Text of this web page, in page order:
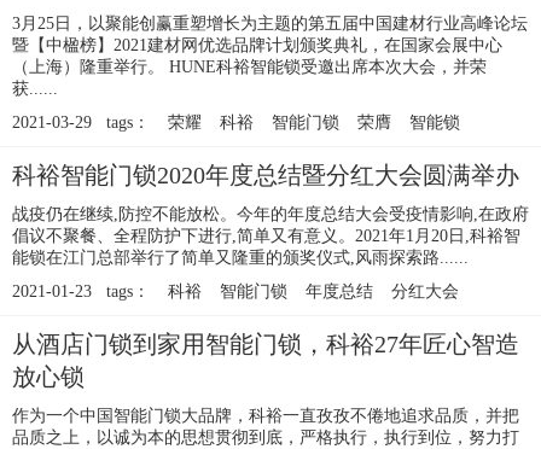
3月25日，以聚能创赢重塑增长为主题的第五届中国建材行业高峰论坛
暨【中楹榜】2021建材网优选品牌计划颁奖典礼，在国家会展中心
（上海）隆重举行。 HUNE科裕智能锁受邀出席本次大会，并荣
获......
2021-03-29 tags：
荣耀 科裕 智能门锁 荣膺 智能锁
科裕智能门锁2020年度总结暨分红大会圆满举办
战疫仍在继续,防控不能放松。今年的年度总结大会受疫情影响,在政府
倡议不聚餐、全程防护下进行,简单又有意义。2021年1月20日,科裕智
能锁在江门总部举行了简单又隆重的颁奖仪式,风雨探索路......
2021-01-23 tags：
科裕 智能门锁 年度总结 分红大会
从酒店门锁到家用智能门锁，科裕27年匠心智造
放心锁
作为一个中国智能门锁大品牌，科裕一直孜孜不倦地追求品质，并把
品质之上，以诚为本的思想贯彻到底，严格执行，执行到位，努力打